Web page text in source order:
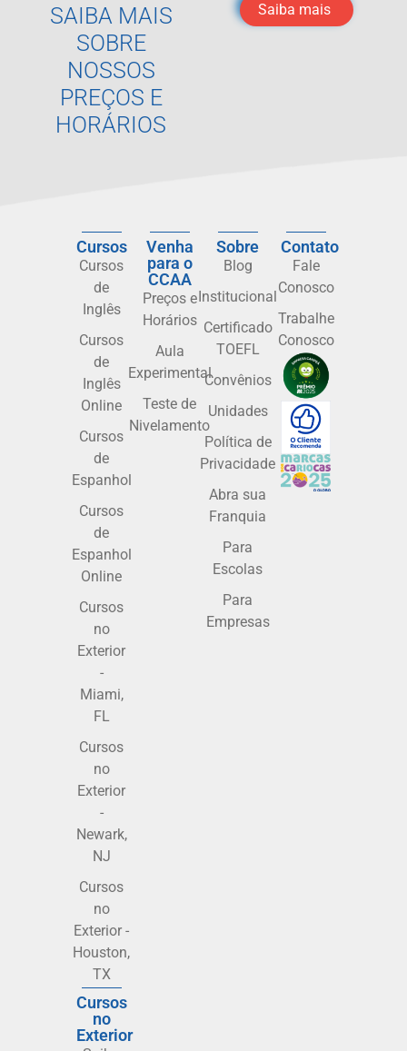
SAIBA MAIS
SOBRE
NOSSOS
PREÇOS E
HORÁRIOS
Saiba mais
Cursos
Cursos
de
Inglês
Cursos
de
Inglês
Online
Cursos
de
Espanhol
Cursos
de
Espanhol
Online
Cursos
no
Exterior
-
Miami,
FL
Cursos
no
Exterior
-
Newark,
NJ
Cursos
no
Exterior -
Houston,
TX
Cursos
no
Exterior
Venha
para o
CCAA
Preços e
Horários
Aula
Experimental
Teste de
Nivelamento
Sobre
Blog
Institucional
Certificado
TOEFL
Convênios
Unidades
Política de
Privacidade
Abra sua
Franquia
Para
Escolas
Para
Empresas
Contato
Fale
Conosco
Trabalhe
Conosco